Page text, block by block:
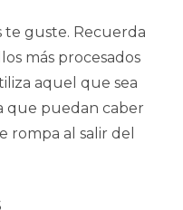
te guste. Recuerda
más procesados
aquel que sea
que puedan caber
rompa al salir del